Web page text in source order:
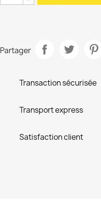
Partager
Transaction sécurisée
Transport express
Satisfaction client